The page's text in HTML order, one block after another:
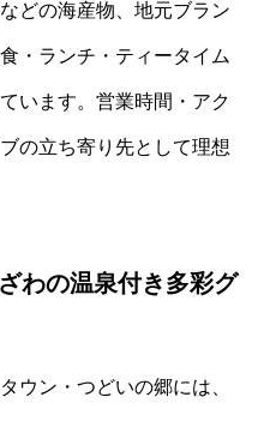
どの海産物、地元ブラン
・ランチ・ティータイム
います。営業時間・アク
の立ち寄り先として理想
わの温泉付き多彩グ
ウン・つどいの郷には、